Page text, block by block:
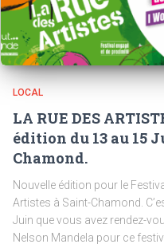
LOCAL
LA RUE DES
édition du 13 au 15
Chamond.
Nouvelle édition pour le
Artistes à Saint-Chamond.
Juin que vous avez rendez-
Nelson Mandela pour ce